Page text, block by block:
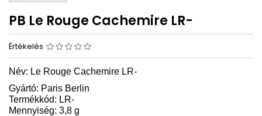
PB Le Rouge Cachemire LR-
Értékelés
Név: Le Rouge Cachemire LR-
Gyártó: Paris Berlin
Termékkód: LR-
Mennyiség: 3,8 g